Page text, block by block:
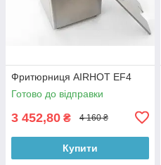
Фритюрниця AIRHOT EF4
Готово до відправки
3 452,80 ₴ 4 160 ₴
Купити